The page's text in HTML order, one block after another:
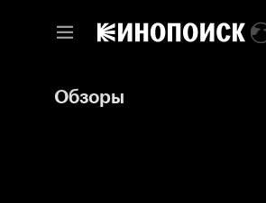
Обзоры